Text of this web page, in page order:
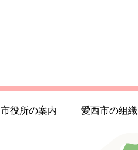
市役所の案内 愛西市の組織